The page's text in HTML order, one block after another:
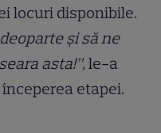
locuri disponibile.
și să ne
asta!”, le-a
etapei.